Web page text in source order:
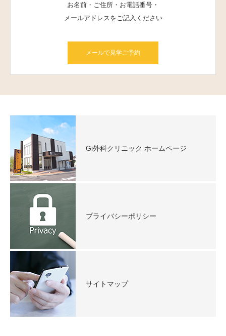
お名前・ご住所・お電話番号・
メールアドレスをご記入ください
メールで見学ご予約
Gi外科クリニック ホームページ
プライバシーポリシー
サイトマップ